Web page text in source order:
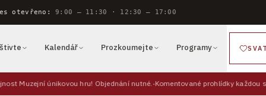
otevřeno: 9:00 — 11:30 · 12:30 — 17:00
Kalendář Prozkoumejte Programy
Muzejní únikovou hru! Objednání nutné. Komentované prohlídky každou